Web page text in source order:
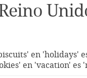
en 'holidays'
en 'vacation' es